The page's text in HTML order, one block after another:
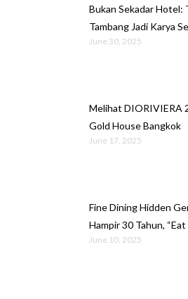
Bukan Sekadar Hotel:
Tambang Jadi Karya
June 30, 2025
Melihat DIORIVIERA
Gold House Bangkok
June 17, 2025
Fine Dining Hidden
Hampir 30 Tahun,
June 10, 2025